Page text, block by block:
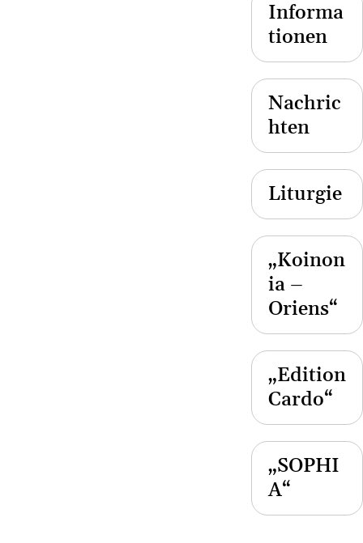
Informa
tionen
Nachric
hten
Liturgie
„Koinon
ia –
Oriens“
„Edition
Cardo“
„SOPHI
A“